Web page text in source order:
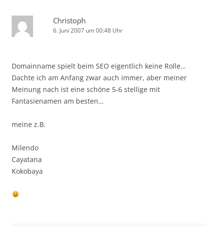
Christoph
6. Juni 2007 um 00:48 Uhr
Domainname spielt beim SEO eigentlich keine Rolle…
Dachte ich am Anfang zwar auch immer, aber meiner
Meinung nach ist eine schöne 5-6 stellige mit
Fantasienamen am besten…
meine z.B.
Milendo
Cayatana
Kokobaya